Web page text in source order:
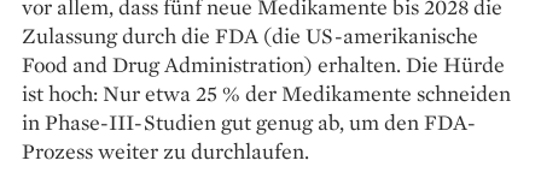
vor allem, dass fünf neue Medikamente bis 2028 die
Zulassung durch die FDA (die US-amerikanische
Food and Drug Administration) erhalten. Die Hürde
ist hoch: Nur etwa 25 % der Medikamente schneiden
in Phase-III-Studien gut genug ab, um den FDA-
Prozess weiter zu durchlaufen.